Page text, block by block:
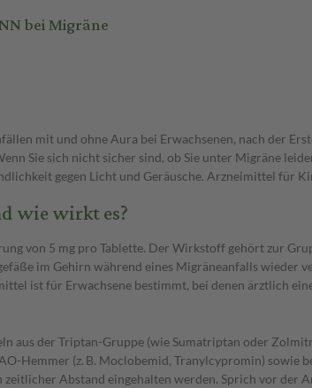
bei Migräne
mit und ohne Aura bei Erwachsenen, nach der
Sie sich nicht sicher sind, ob Sie unter Migräne
gegen Licht und Geräusche. Arzneimittel für
wie wirkt es?
von 5 mg pro Tablette. Der Wirkstoff gehört zur
im Gehirn während eines Migräneanfalls wieder
ist für Erwachsene bestimmt, bei denen ärztlich
der Triptan-Gruppe (wie Sumatriptan oder
Hemmer (z. B. Moclobemid, Tranylcypromin) sowie
Abstand eingehalten werden. Sprich vor der